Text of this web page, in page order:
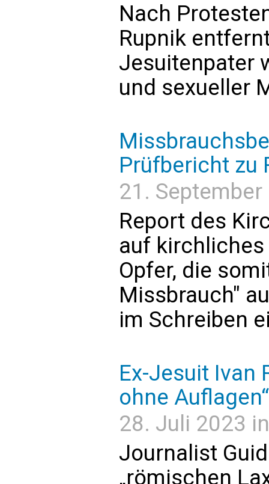
Nach
Rupnik
Jesuitenpater
und sexueller
Prüfbericht zu
21.
Report des
auf
Opfer, die
Missbrauch"
im Schreiben
Ex-Jesuit Ivan
ohne Auflagen“
28. Juli 2023
Journalist
„römischen